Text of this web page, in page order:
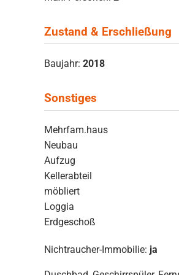
Zustand & Erschließung
Baujahr: 2018
Sonstiges
Mehrfam.haus
Neubau
Aufzug
Kellerabteil
möbliert
Loggia
Erdgeschoß
Nichtraucher-Immobilie: ja